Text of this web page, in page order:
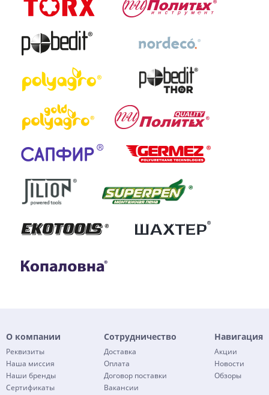
О компании
Реквизиты
Наша миссия
Наши бренды
Сертификаты
Сотрудничество
Доставка
Оплата
Договор поставки
Вакансии
Навигация
Акции
Новости
Обзоры